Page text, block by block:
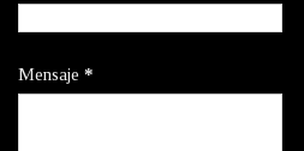
Mensaje *